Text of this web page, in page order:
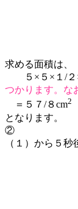
求める面積は、
５×５×１/２
つかります。な
＝５７/８cm2
となります。
②
（１）から５